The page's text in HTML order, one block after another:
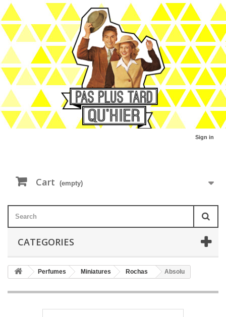
Sign in
Cart (empty)
CATEGORIES
Perfumes Miniatures Rochas Absolu